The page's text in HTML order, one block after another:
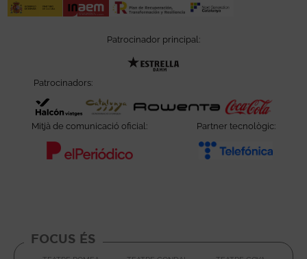
Patrocinador principal:
Patrocinadors:
Abre en nueva ventana
Abre en nueva ventana
Mitjà de comunicació oficial:
Abre en nueva ventana
Partner tecnològic:
FOCUS ÉS